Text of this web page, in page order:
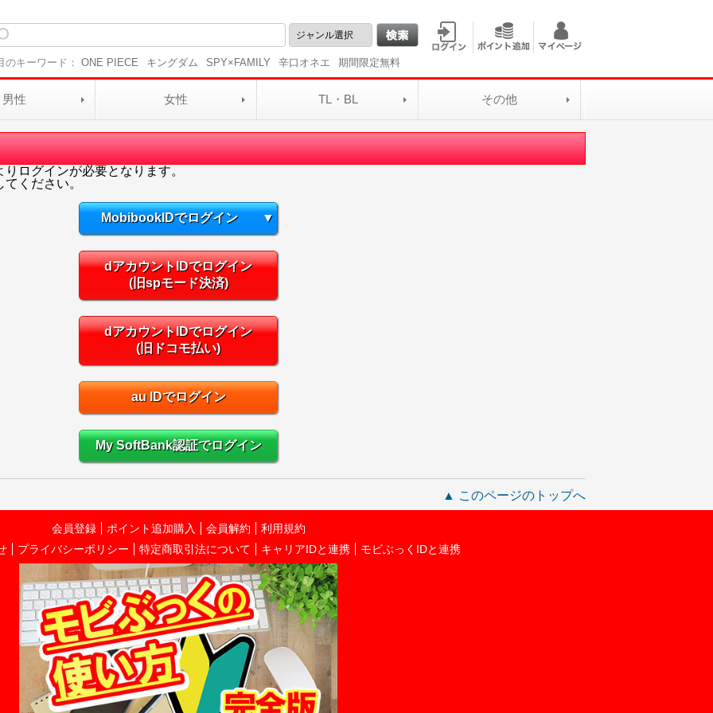
のキーワード： ONE PIECE キングダム SPY×FAMILY 辛口オネエ 期間限定無料
男性 女性 TL・BL その他
ログインが必要となります。
ください。
MobibookIDでログイン ▼
dアカウントIDでログイン
(旧spモード決済)
dアカウントIDでログイン
(旧ドコモ払い)
au IDでログイン
My SoftBank認証でログイン
▲ このページのトップへ
会員登録 ポイント追加購入 会員解約
利用規約
プライバシーポリシー 特定商取引法について キャリアIDと連携 モビぶっくIDと連携